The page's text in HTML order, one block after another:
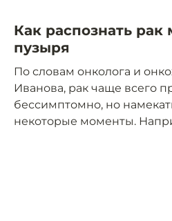
Как распознать рак
пузыря
По словам онколога и
Иванова, рак чаще всего
бессимптомно, но
некоторые моменты.